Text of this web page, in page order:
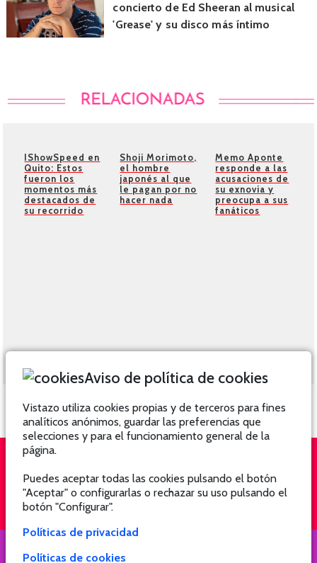
concierto de Ed Sheeran al musical
'Grease' y su disco más íntimo
IShowSpeed en
Quito: Estos
fueron los
momentos más
destacados de
su recorrido
Shoji Morimoto,
el hombre
japonés al que
le pagan por no
hacer nada
Memo Aponte
responde a las
acusaciones de
su exnovia y
preocupa a sus
fanáticos
QUIÉNES SOMOS
Aviso de política de cookies
Vistazo utiliza cookies propias y de terceros para fines
analíticos anónimos, guardar las preferencias que
selecciones y para el funcionamiento general de la
página.
Puedes aceptar todas las cookies pulsando el botón
"Aceptar" o configurarlas o rechazar su uso pulsando el
botón "Configurar".
Políticas de privacidad
Políticas de cookies